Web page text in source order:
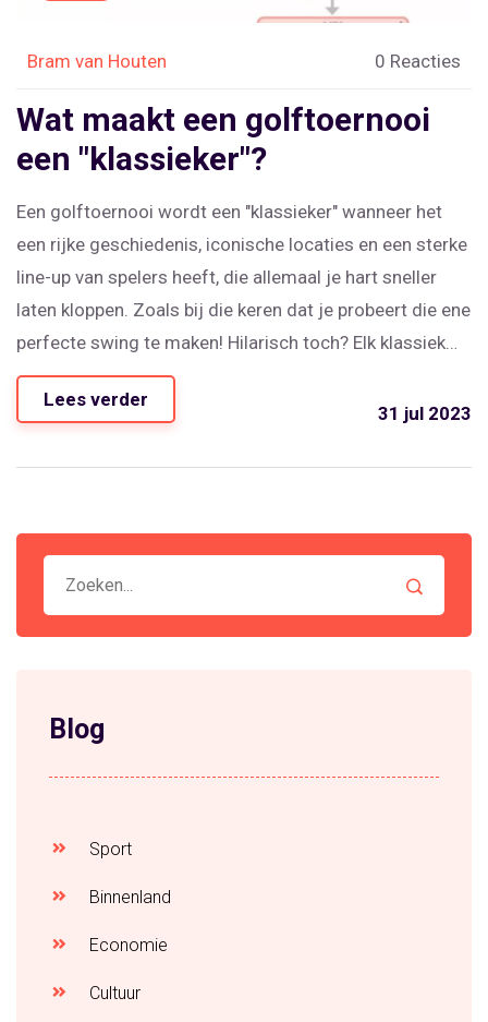
Bram van Houten 0 Reacties
Wat maakt een golftoernooi
een "klassieker"?
Een golftoernooi wordt een "klassieker" wanneer het
een rijke geschiedenis, iconische locaties en een sterke
line-up van spelers heeft, die allemaal je hart sneller
laten kloppen. Zoals bij die keren dat je probeert die ene
perfecte swing te maken! Hilarisch toch? Elk klassiek
toernooi heeft ook zijn unieke tradities - soms zijn ze
zo oud als mijn oma's gebreide trui! Maar het meest
het onbekende - net als het kiezen van de juiste sokken
goede klassieker in de golfsport!
Lees verder
31 jul 2023
Blog
Sport
Binnenland
Economie
Cultuur